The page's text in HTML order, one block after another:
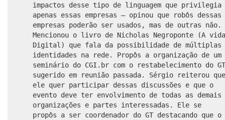
impactos desse tipo de linguagem que privilegia
apenas essas empresas – opinou que robôs dessas
empresas poderão ser usados, mas de outras não.
Mencionou o livro de Nicholas Negroponte (A vida
Digital) que fala da possibilidade de múltiplas
identidades na rede. Propôs a organização de um
seminário do CGI.br com o restabelecimento do GT
sugerido em reunião passada. Sérgio reiterou que
ele quer participar dessas discussões e que o
evento deve ter envolvimento de todas as demais
organizações e partes interessadas. Ele se
propôs a ser coordenador do GT destacando que o